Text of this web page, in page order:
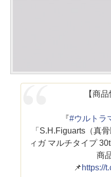
【商
『#ウルトラ
「S.H.Figuarts（真
ィガ マルチタイプ
商
📌 https://